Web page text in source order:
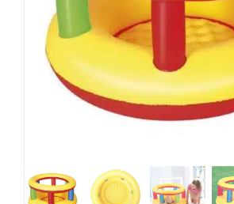
MOBILIÁRIO INSUFLÁVEL
CAMPISMO
ACESSÓRIOS PARA PISCINAS
PEÇAS DE SUBSTITUIÇÃO PARA